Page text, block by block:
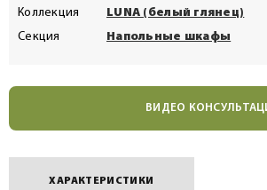
Коллекция
LUNA (белый глянец)
Секция
Напольные шкафы
ВИДЕО
ХАРАКТЕРИСТИКИ